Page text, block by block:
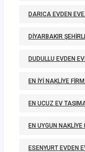
DARICA EVDEN
DIYARBAKIR
DUDULLU EVDEN
EN IYI NAKLIYE
EN UCUZ EV
EN UYGUN NAKLIYE
ESENYURT EVDEN